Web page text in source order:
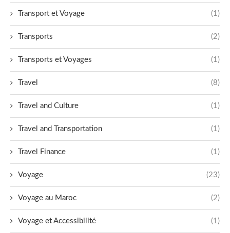
Transport et Voyage (1)
Transports (2)
Transports et Voyages (1)
Travel (8)
Travel and Culture (1)
Travel and Transportation (1)
Travel Finance (1)
Voyage (23)
Voyage au Maroc (2)
Voyage et Accessibilité (1)